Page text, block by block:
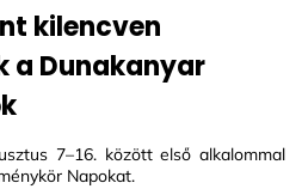
kilencven
a Dunakanyar
7–16. között első alkalommal
Napokat.